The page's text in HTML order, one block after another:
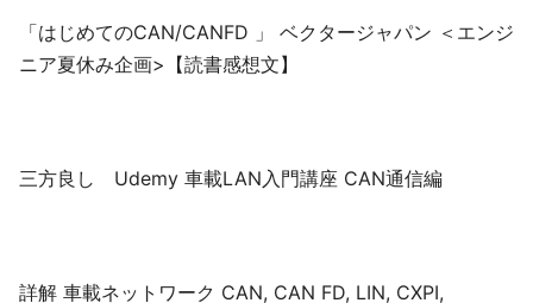
「はじめてのCAN/CANFD 」 ベクタージャパン ＜エンジ
ニア夏休み企画>【読書感想文】
三方良し Udemy 車載LAN入門講座 CAN通信編
詳解 車載ネットワーク CAN, CAN FD, LIN, CXPI,